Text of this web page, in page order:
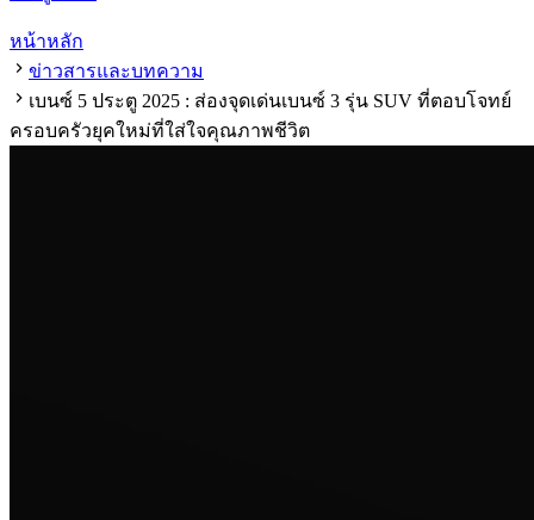
หน้าหลัก
ข่าวสารและบทความ
เบนซ์ 5 ประตู 2025 : ส่องจุดเด่นเบนซ์ 3 รุ่น SUV ที่ตอบโจทย์
ครอบครัวยุคใหม่ที่ใส่ใจคุณภาพชีวิต